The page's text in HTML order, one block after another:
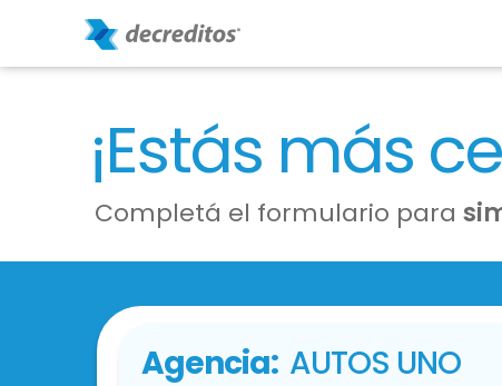
¡Estás más
Completá el formulario para
Agencia: AUTOS UNO